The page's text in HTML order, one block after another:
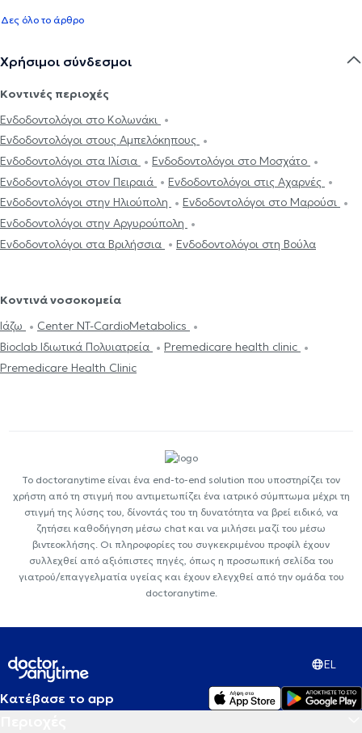
Δες όλο το άρθρο
Χρήσιμοι σύνδεσμοι
Κοντινές περιοχές
Ενδοδοντολόγοι στο Κολωνάκι
Ενδοδοντολόγοι στους Αμπελόκηπους
Ενδοδοντολόγοι στα Ιλίσια
Ενδοδοντολόγοι στο Μοσχάτο
Ενδοδοντολόγοι στον Πειραιά
Ενδοδοντολόγοι στις Αχαρνές
Ενδοδοντολόγοι στην Ηλιούπολη
Ενδοδοντολόγοι στο Μαρούσι
Ενδοδοντολόγοι στην Αργυρούπολη
Ενδοδοντολόγοι στα Βριλήσσια
Ενδοδοντολόγοι στη Βούλα
Κοντινά νοσοκομεία
Ιάζω
Center NT-CardioMetabolics
Bioclab Ιδιωτικά Πολυιατρεία
Premedicare health clinic
Premedicare Health Clinic
Το doctoranytime είναι ένα end-to-end solution που υποστηρίζει τον
χρήστη από τη στιγμή που αντιμετωπίζει ένα ιατρικό σύμπτωμα μέχρι τη
στιγμή της λύσης του, δίνοντάς του τη δυνατότητα να βρεί ειδικό, να
ζητήσει καθοδήγηση μέσω chat και να μιλήσει μαζί του μέσω
βιντεοκλήσης. Οι πληροφορίες του συγκεκριμένου προφίλ έχουν
συλλεχθεί από αξιόπιστες πηγές, όπως η προσωπική σελίδα του
γιατρού/επαγγελματία υγείας και έχουν ελεγχθεί από την ομάδα του
doctoranytime.
EL
Κατέβασε το app